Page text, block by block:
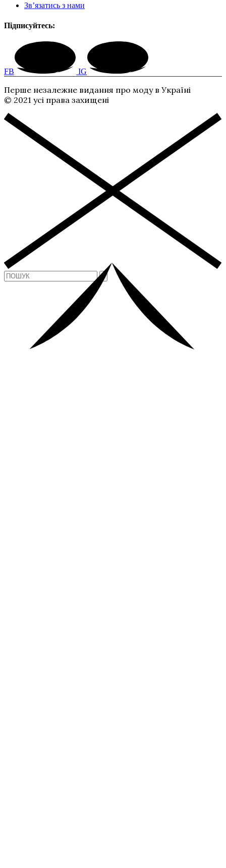
Зв’язатись з нами
Підписуйтесь:
FB IG
Перше незалежне видання про моду в Україні
© 2021 усі права захищені